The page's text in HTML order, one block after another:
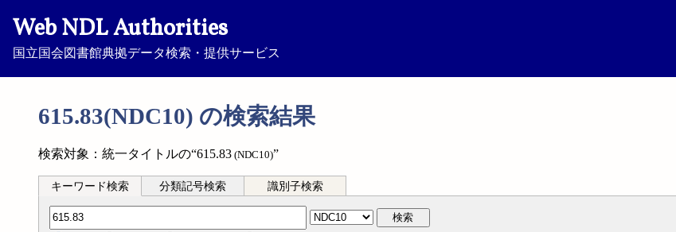
Web NDL Authorities
国立国会図書館典拠データ検索・提供サービス
615.83(NDC10) の検索結果
検索対象：統一タイトルの“615.83 (NDC10)”
キーワード検索 分類記号検索 識別子検索
分類記号検索 検索